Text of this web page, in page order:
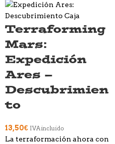
Terraforming
Mars:
Expedición
Ares –
Descubrimien
to
13,50€ IVA incluido
La terraformación ahora con